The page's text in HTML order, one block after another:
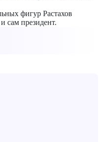
фигур Растахов
сам президент.